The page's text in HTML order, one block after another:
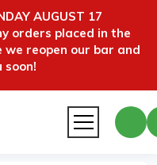
AUGUST 17
orders placed in the
we reopen our bar and
soon!